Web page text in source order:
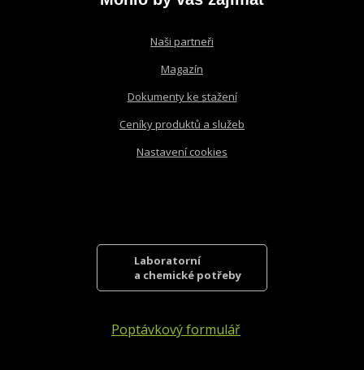
Naši partneři
Magazín
Dokumenty ke stažení
Ceníky produktů a služeb
Nastavení cookies
Laboratorní
a chemické potřeby
Poptávkový formulář